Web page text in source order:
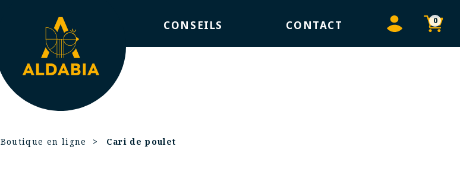
CONSEILS CONTACT 0
Boutique en ligne Cari de poulet